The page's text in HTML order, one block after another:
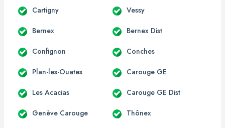
Cartigny Vessy
Bernex Bernex Dist
Confignon Conches
Plan-les-Ouates Carouge GE
Les Acacias Carouge GE Dist
Genève Carouge Thônex